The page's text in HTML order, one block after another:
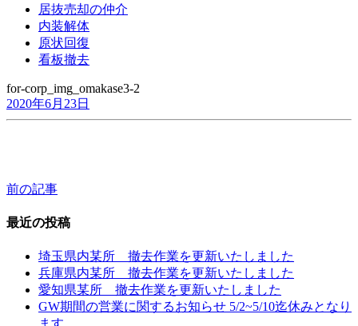
居抜売却の仲介
内装解体
原状回復
看板撤去
for-corp_img_omakase3-2
2020年6月23日
投
稿
前の記事
最近の投稿
埼玉県内某所 撤去作業を更新いたしました
兵庫県内某所 撤去作業を更新いたしました
愛知県某所 撤去作業を更新いたしました
GW期間の営業に関するお知らせ 5/2~5/10迄休みとなり